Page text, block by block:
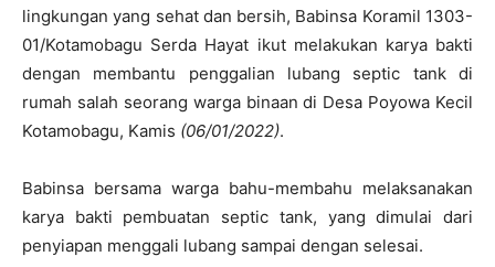
lingkungan yang sehat dan bersih, Babinsa Koramil 1303-
01/Kotamobagu Serda Hayat ikut melakukan karya bakti
dengan membantu penggalian lubang septic tank di
rumah salah seorang warga binaan di Desa Poyowa Kecil
Kotamobagu, Kamis (06/01/2022).
Babinsa bersama warga bahu-membahu melaksanakan
karya bakti pembuatan septic tank, yang dimulai dari
penyiapan menggali lubang sampai dengan selesai.